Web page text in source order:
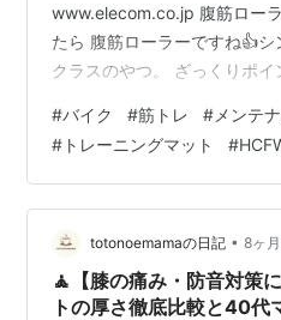
www.elecom.co.jp 腹筋ロー
たら 腹筋ローラーですね👍
クラスのやつ。 ざっくりポ
筋・インナーマッスル） 実は
心者向けのやり方（超大事）
😂まずはこれから👇 膝コロ
腹にグッと力を入れる（へこ
ころまでゆっくり前へ 腰が
👉 腰が反る…
#バイク #筋トレ # メンテ
# トレーニングマット #
totonoemamaの日記 • 8ヶ
🧘【膝の痛み・防音対策
トの厚さ徹底比較と40代